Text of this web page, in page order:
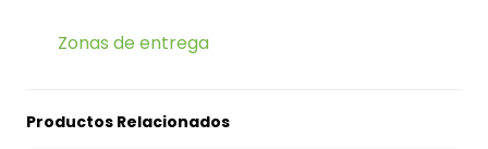
Zonas de entrega
Productos Relacionados